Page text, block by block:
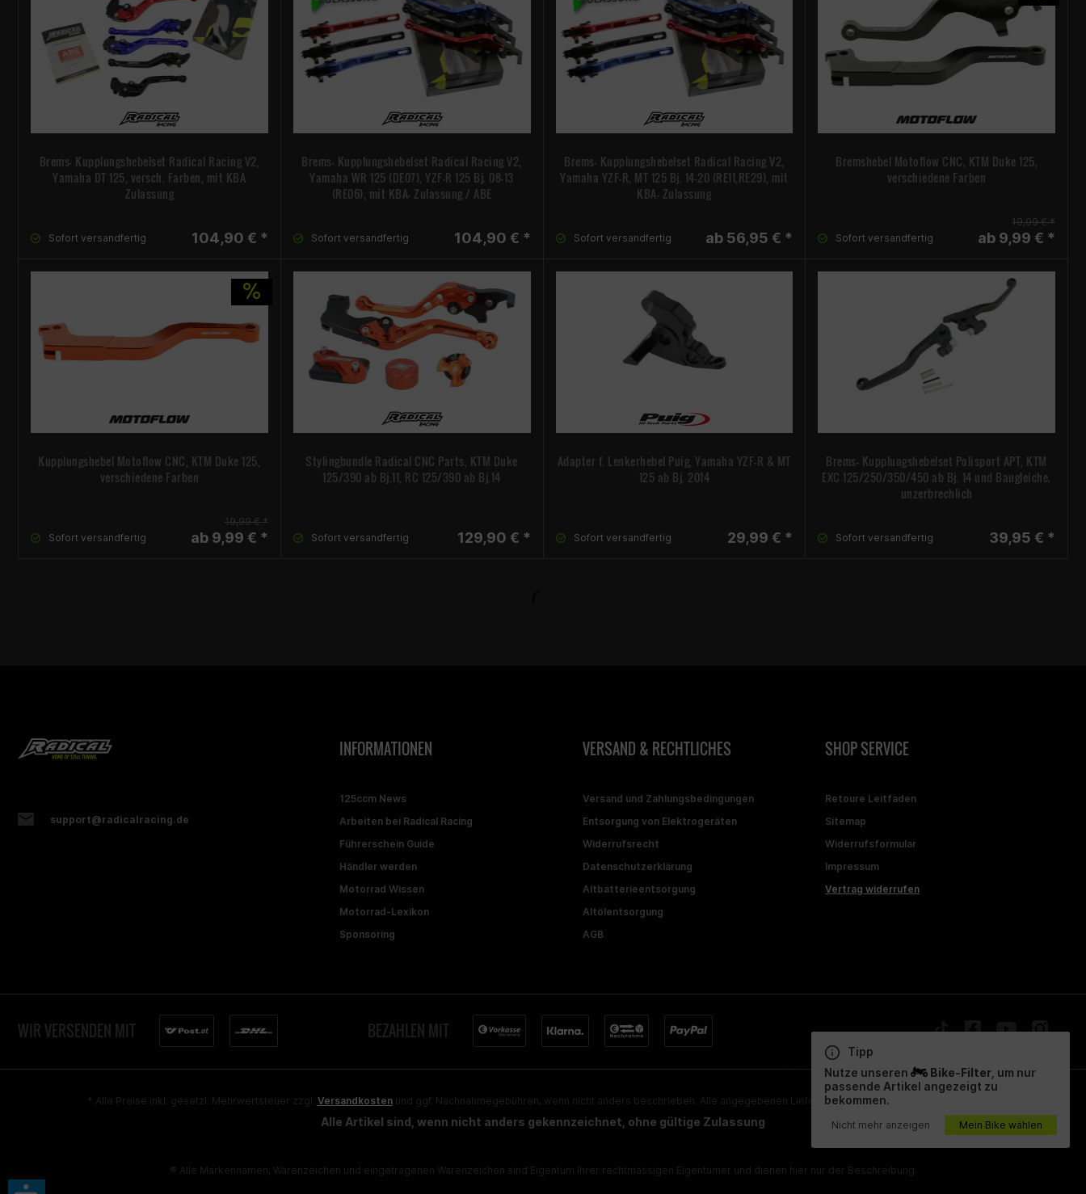
Tipp
Nutze unseren
Bike-Filter , um nur
passende Artikel angezeigt zu
bekommen.
Nicht mehr anzeigen Mein Bike wählen
Brems- Kupplungshebelset Radical Racing V2,
Yamaha DT 125, versch. Farben, mit KBA
Zulassung
Sofort versandfertig 104,90 € *
Brems- Kupplungshebelset Radical Racing V2,
Yamaha WR 125 (DE07), YZF-R 125 Bj. 08-13
(RE06), mit KBA- Zulassung / ABE
Sofort versandfertig 104,90 € *
Brems- Kupplungshebelset Radical Racing V2,
Yamaha YZF-R, MT 125 Bj. 14-20 (RE11,RE29), mit
KBA- Zulassung
Sofort versandfertig ab 56,95 € *
Bremshebel Motoflow CNC, KTM Duke 125,
verschiedene Farben
Sofort versandfertig
19,99 € *
ab 9,99 € *
Kupplungshebel Motoflow CNC, KTM Duke 125,
verschiedene Farben
Sofort versandfertig
19,99 € *
ab 9,99 € *
Stylingbundle Radical CNC Parts, KTM Duke
125/390 ab Bj.11, RC 125/390 ab Bj.14
Sofort versandfertig 129,90 € *
Adapter f. Lenkerhebel Puig, Yamaha YZF-R & MT
125 ab Bj. 2014
Sofort versandfertig 29,99 € *
Brems- Kupplungshebelset Polisport APT, KTM
EXC 125/250/350/450 ab Bj. 14 und Baugleiche,
unzerbrechlich
Sofort versandfertig 39,95 € *
support@radicalracing.de
INFORMATIONEN
125ccm News
Arbeiten bei Radical Racing
Führerschein Guide
Händler werden
Motorrad Wissen
Motorrad-Lexikon
Sponsoring
VERSAND & RECHTLICHES
Versand und Zahlungsbedingungen
Entsorgung von Elektrogeräten
Widerrufsrecht
Datenschutzerklärung
Altbatterieentsorgung
Altölentsorgung
AGB
SHOP SERVICE
Retoure Leitfaden
Sitemap
Widerrufsformular
Impressum
Vertrag widerrufen
WIR VERSENDEN MIT BEZAHLEN MIT
* Alle Preise inkl. gesetzl. Mehrwertsteuer zzgl. Versandkostenund ggf. Nachnahmegebühren, wenn nicht anders beschrieben. Alle angegebenen Lieferzeiten beziehen sich auf Deutschland!
Alle Artikel sind, wenn nicht anders gekennzeichnet, ohne gültige Zulassung
® Alle Markennamen, Warenzeichen und eingetragenen Warenzeichen sind Eigentum Ihrer rechtmässigen Eigentümer und dienen hier nur der Beschreibung.